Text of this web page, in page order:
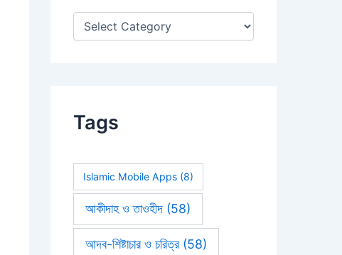
:
Tags
Islamic Mobile Apps(8)
আকীদাহ ও তাওহীদ(58)
আদব-শিষ্টাচার ও চরিত্র(58)